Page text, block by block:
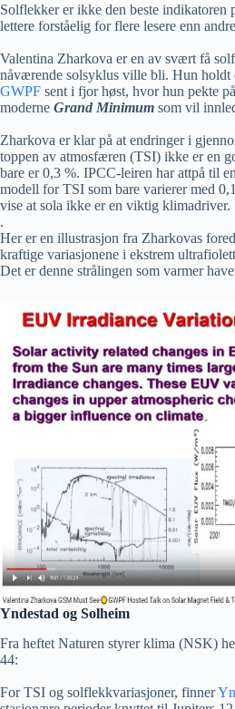
Solflekker er ikke den beste indikatoren
lettere forståelig for flere lesere enn
Valentina Zharkova er en av svært få
nåværende solsyklus ville bli. Hun holdt
GWPF sent i fjor høst, hvor hun pekte
moderne Grand Minimum som vil
Zharkova er klar på at endringer i
toppen av atmosfæren (TSI) ikke er en
bare er 0,3 %. IPCC-leiren har attpå til
modell for TSI som bare varierer med
vise at sola ikke er en viktig klimadriver.
.
Her er en illustrasjon fra Zharkovas
kraftige variasjonene i ekstrem
Det er denne strålingen som varmer
Yndestad og Solheim
Fra heftet Naturen styrer klima (NSK)
44:
For TSI og solflekkvariasjoner, finner